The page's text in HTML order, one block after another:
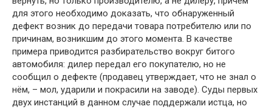
для этого необходимо доказать, что обнаруженный
дефект возник до передачи товара потребителю или по
причинам, возникшим до этого момента. В качестве
примера приводится разбирательство вокруг битого
автомобиля: дилер передал его покупателю, но не
сообщил о дефекте (продавец утверждает, что не знал о
нём, – мол, ударили и покрасили на заводе). Суды первых
двух инстанций в данном случае поддержали истца, но